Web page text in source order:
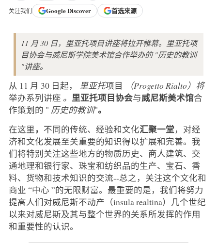
关注我们 GoogleDiscover 首选来源
11 月 30 日，里亚托项目讲座将拉开帷幕。里亚托项
目协会与威尼斯学院美术馆合作举办的 "历史的教训
"讲座。
从 11 月 30 日起， 里亚托项目
（Progetto Rialto）将
举办系列讲座 。 里亚托项目协会与威尼斯美术馆合
作策划的 " 历史的教训"。
在这里 ， 不同的传统、经验和文化汇聚一堂，对经
济和文化发展至关重要的知识得以扩展和完善。我
们将特别关注这些地方的物质历史、商人建筑、交
通地理和银行家、珠宝和纺织品的生产、宝石、香
料、货物和技术知识的交流--总之，关注这个文化和
商业 “中心 ”的无限财富。最重要的是，我们将努力
提高人们对威尼斯不动产（insula realtina）几个世纪
以来对威尼斯及其与整个世界的关系所发挥的作用
和重要性的认识。